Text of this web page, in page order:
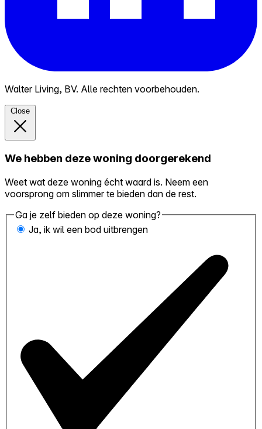
Walter Living, BV. Alle rechten voorbehouden.
Close
We hebben deze woning doorgerekend
Weet wat deze woning écht waard is. Neem een
voorsprong om slimmer te bieden dan de rest.
Ga je zelf bieden op deze woning?
Ja, ik wil een bod uitbrengen